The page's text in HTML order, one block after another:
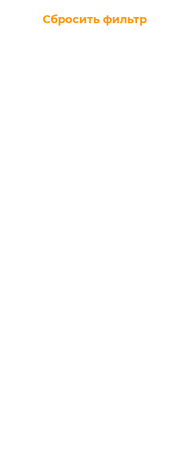
Сбросить фильтр